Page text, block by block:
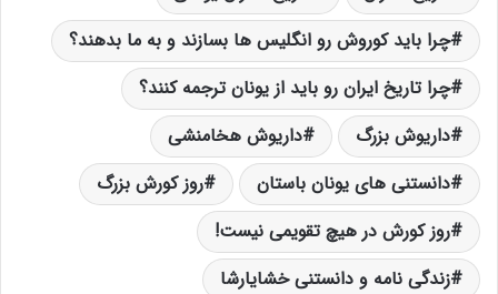
ﭼﺮﺍ ﺑﺎﯾﺪ ﮐﻮﺭﻭﺵ ﺭﻭ ﺍﻧﮕﻠﯿﺲ ﻫﺎ ﺑﺴﺎﺯند ﻭ ﺑﻪ ﻣﺎ ﺑﺪهند؟
ﭼﺮﺍ ﺗﺎﺭﯾﺦ ﺍﯾﺮﺍﻥ ﺭﻭ ﺑﺎﯾﺪ ﺍﺯ ﯾﻮﻧﺎﻥ ﺗﺮﺟﻤﻪ کنند؟
داریوش بزرگ
داریوش هخامنشی
دانستنی های یونان باستان
روز کورش بزرگ
روز کورش در هیچ تقویمی نیست!
زندگی نامه و دانستنی خشایارشا